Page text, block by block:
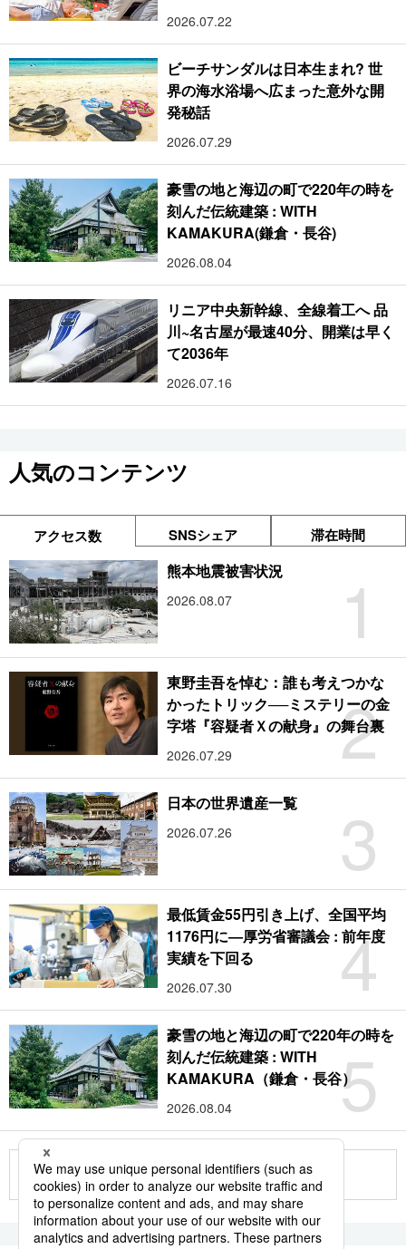
2026.07.22
ビーチサンダルは日本生まれ? 世
界の海水浴場へ広まった意外な開
発秘話
2026.07.29
豪雪の地と海辺の町で220年の時を
刻んだ伝統建築 : WITH
KAMAKURA(鎌倉・長谷)
2026.08.04
リニア中央新幹線、全線着工へ 品
川~名古屋が最速40分、開業は早く
て2036年
2026.07.16
人気のコンテンツ
アクセス数 SNSシェア 滞在時間
1
熊本地震被害状況
2026.08.07
2
東野圭吾を悼む：誰も考えつかな
かったトリック──ミステリーの金
字塔『容疑者Ｘの献身』の舞台裏
2026.07.29
3
日本の世界遺産一覧
2026.07.26
4
最低賃金55円引き上げ、全国平均
1176円に―厚労省審議会 : 前年度
実績を下回る
2026.07.30
5
豪雪の地と海辺の町で220年の時を
刻んだ伝統建築 : WITH
KAMAKURA（鎌倉・長谷）
2026.08.04
もっと見る